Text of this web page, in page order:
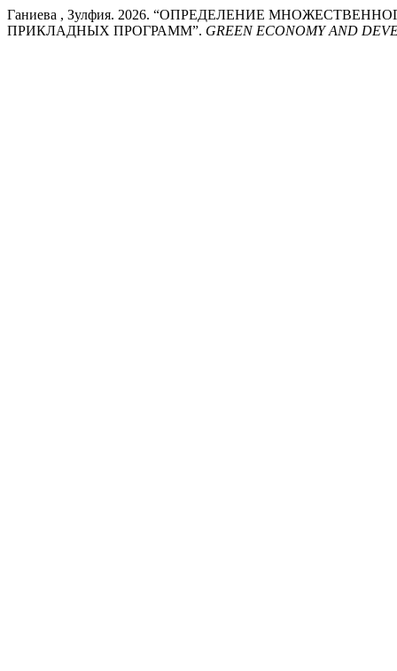
Ганиева , Зулфия. 2026. “ОПРЕДЕЛЕНИЕ
ПРИКЛАДНЫХ ПРОГРАММ”. GREEN ECONOMY AND